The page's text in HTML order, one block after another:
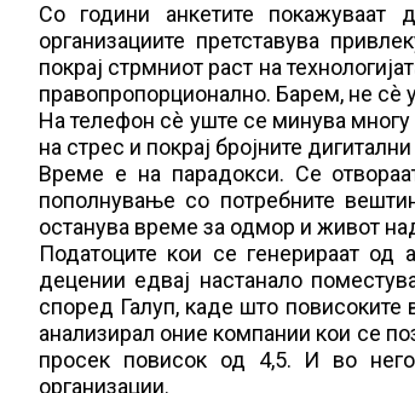
Со години анкетите покажуваат
организациите претставува
покрај стрмниот раст на
правопропорционално. Барем, не сѐ
На телефон сè уште се минува
на стрес и покрај бројните
Време e на парадокси. Се
пополнување со потребните
останува време за одмор и живот
Податоците кои се генерираат од
децении едвај настанало
според Галуп, каде што повисоките
анализирал оние компании кои се
просек повисок од 4,5. И во
организации.